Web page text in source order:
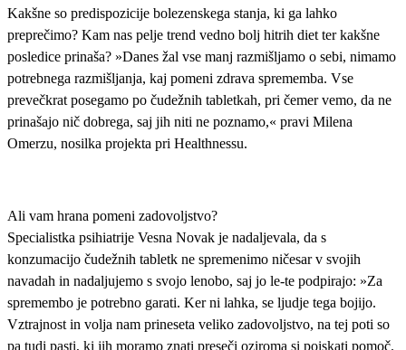
Kakšne so predispozicije bolezenskega stanja, ki ga lahko
preprečimo? Kam nas pelje trend vedno bolj hitrih diet ter kakšne
posledice prinaša? »Danes žal vse manj razmišljamo o sebi, nimamo
potrebnega razmišljanja, kaj pomeni zdrava sprememba. Vse
prevečkrat posegamo po čudežnih tabletkah, pri čemer vemo, da ne
prinašajo nič dobrega, saj jih niti ne poznamo,« pravi Milena
Omerzu, nosilka projekta pri Healthnessu.
Ali vam hrana pomeni zadovoljstvo?
Specialistka psihiatrije Vesna Novak je nadaljevala, da s
konzumacijo čudežnih tabletk ne spremenimo ničesar v svojih
navadah in nadaljujemo s svojo lenobo, saj jo le-te podpirajo: »Za
spremembo je potrebno garati. Ker ni lahka, se ljudje tega bojijo.
Vztrajnost in volja nam prineseta veliko zadovoljstvo, na tej poti so
pa tudi pasti, ki jih moramo znati preseči oziroma si poiskati pomoč.